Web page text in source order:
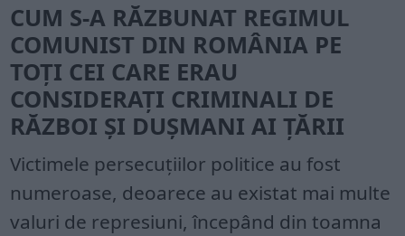
CUM S-A RĂZBUNAT REGIMUL
COMUNIST DIN ROMÂNIA PE
TOȚI CEI CARE ERAU
CONSIDERAȚI CRIMINALI DE
RĂZBOI ȘI DUȘMANI AI ȚĂRII
Victimele persecuțiilor politice au fost
numeroase, deoarece au existat mai multe
valuri de represiuni, începând din toamna